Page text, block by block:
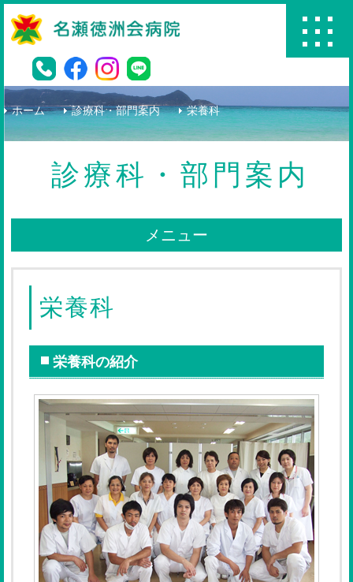
ホーム 診療科・部門案内 栄養科
診療科・部門案内
メニュー
栄養科
栄養科の紹介